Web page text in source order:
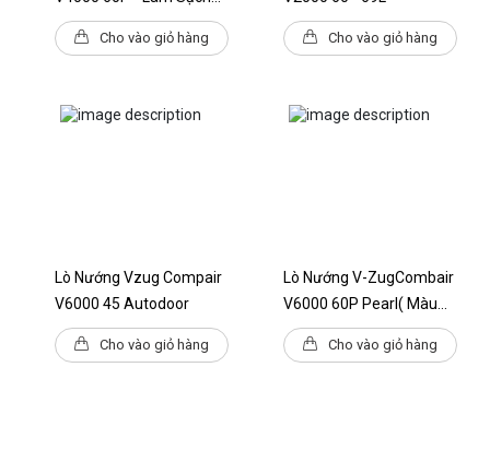
Nguồn sáng phải được thay thế bởi một
chuyên gia: Đúng
Quy định về nguồn sáng: Đúng
Tiêu thụ năng lượng - nấu ăn thông
thường: 0,73 kWh
Tần số (1): 50Hz
Tần số (2): 50Hz
Tải kết nối (1): 3,4kW
Tải kết nối (2): 3,4kW
Nhiệt Phân
Cho vào giỏ hàng Cho vào giỏ hàng
Lò Nướng Vzug Compair
V6000 45 Autodoor
Cho vào giỏ hàng
Lò Nướng V-ZugCombair
V6000 60P Pearl( Màu
Ngọc Trai) - Làm Sạch
Nhiệt Phân
Cho vào giỏ hàng